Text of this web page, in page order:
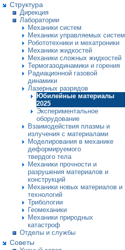
Структура
Дирекция
Лаборатории
Механики систем
Механики управляемых систем
Робототехники и мехатроники
Механики жидкостей
Механики сложных жидкостей
Термогазодинамики и горения
Радиационной газовой
динамики
Лазерных разрядов
Юбилейные материалы
2025
Экспериментальное
оборудование
Взаимодействия плазмы и
излучения с материалами
Моделирования в механике
деформируемого
твердого тела
Механики прочности и
разрушения материалов и
конструкций
Механики новых материалов и
технологий
Трибологии
Геомеханики
Механики природных
катастроф
Отделы и службы
Советы